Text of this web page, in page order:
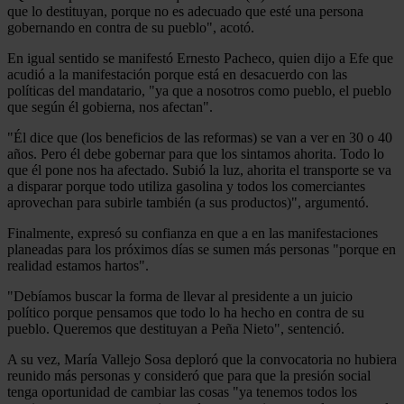
que lo destituyan, porque no es adecuado que esté una persona
gobernando en contra de su pueblo", acotó.
En igual sentido se manifestó Ernesto Pacheco, quien dijo a Efe que
acudió a la manifestación porque está en desacuerdo con las
políticas del mandatario, "ya que a nosotros como pueblo, el pueblo
que según él gobierna, nos afectan".
"Él dice que (los beneficios de las reformas) se van a ver en 30 o 40
años. Pero él debe gobernar para que los sintamos ahorita. Todo lo
que él pone nos ha afectado. Subió la luz, ahorita el transporte se va
a disparar porque todo utiliza gasolina y todos los comerciantes
aprovechan para subirle también (a sus productos)", argumentó.
Finalmente, expresó su confianza en que a en las manifestaciones
planeadas para los próximos días se sumen más personas "porque en
realidad estamos hartos".
"Debíamos buscar la forma de llevar al presidente a un juicio
político porque pensamos que todo lo ha hecho en contra de su
pueblo. Queremos que destituyan a Peña Nieto", sentenció.
A su vez, María Vallejo Sosa deploró que la convocatoria no hubiera
reunido más personas y consideró que para que la presión social
tenga oportunidad de cambiar las cosas "ya tenemos todos los